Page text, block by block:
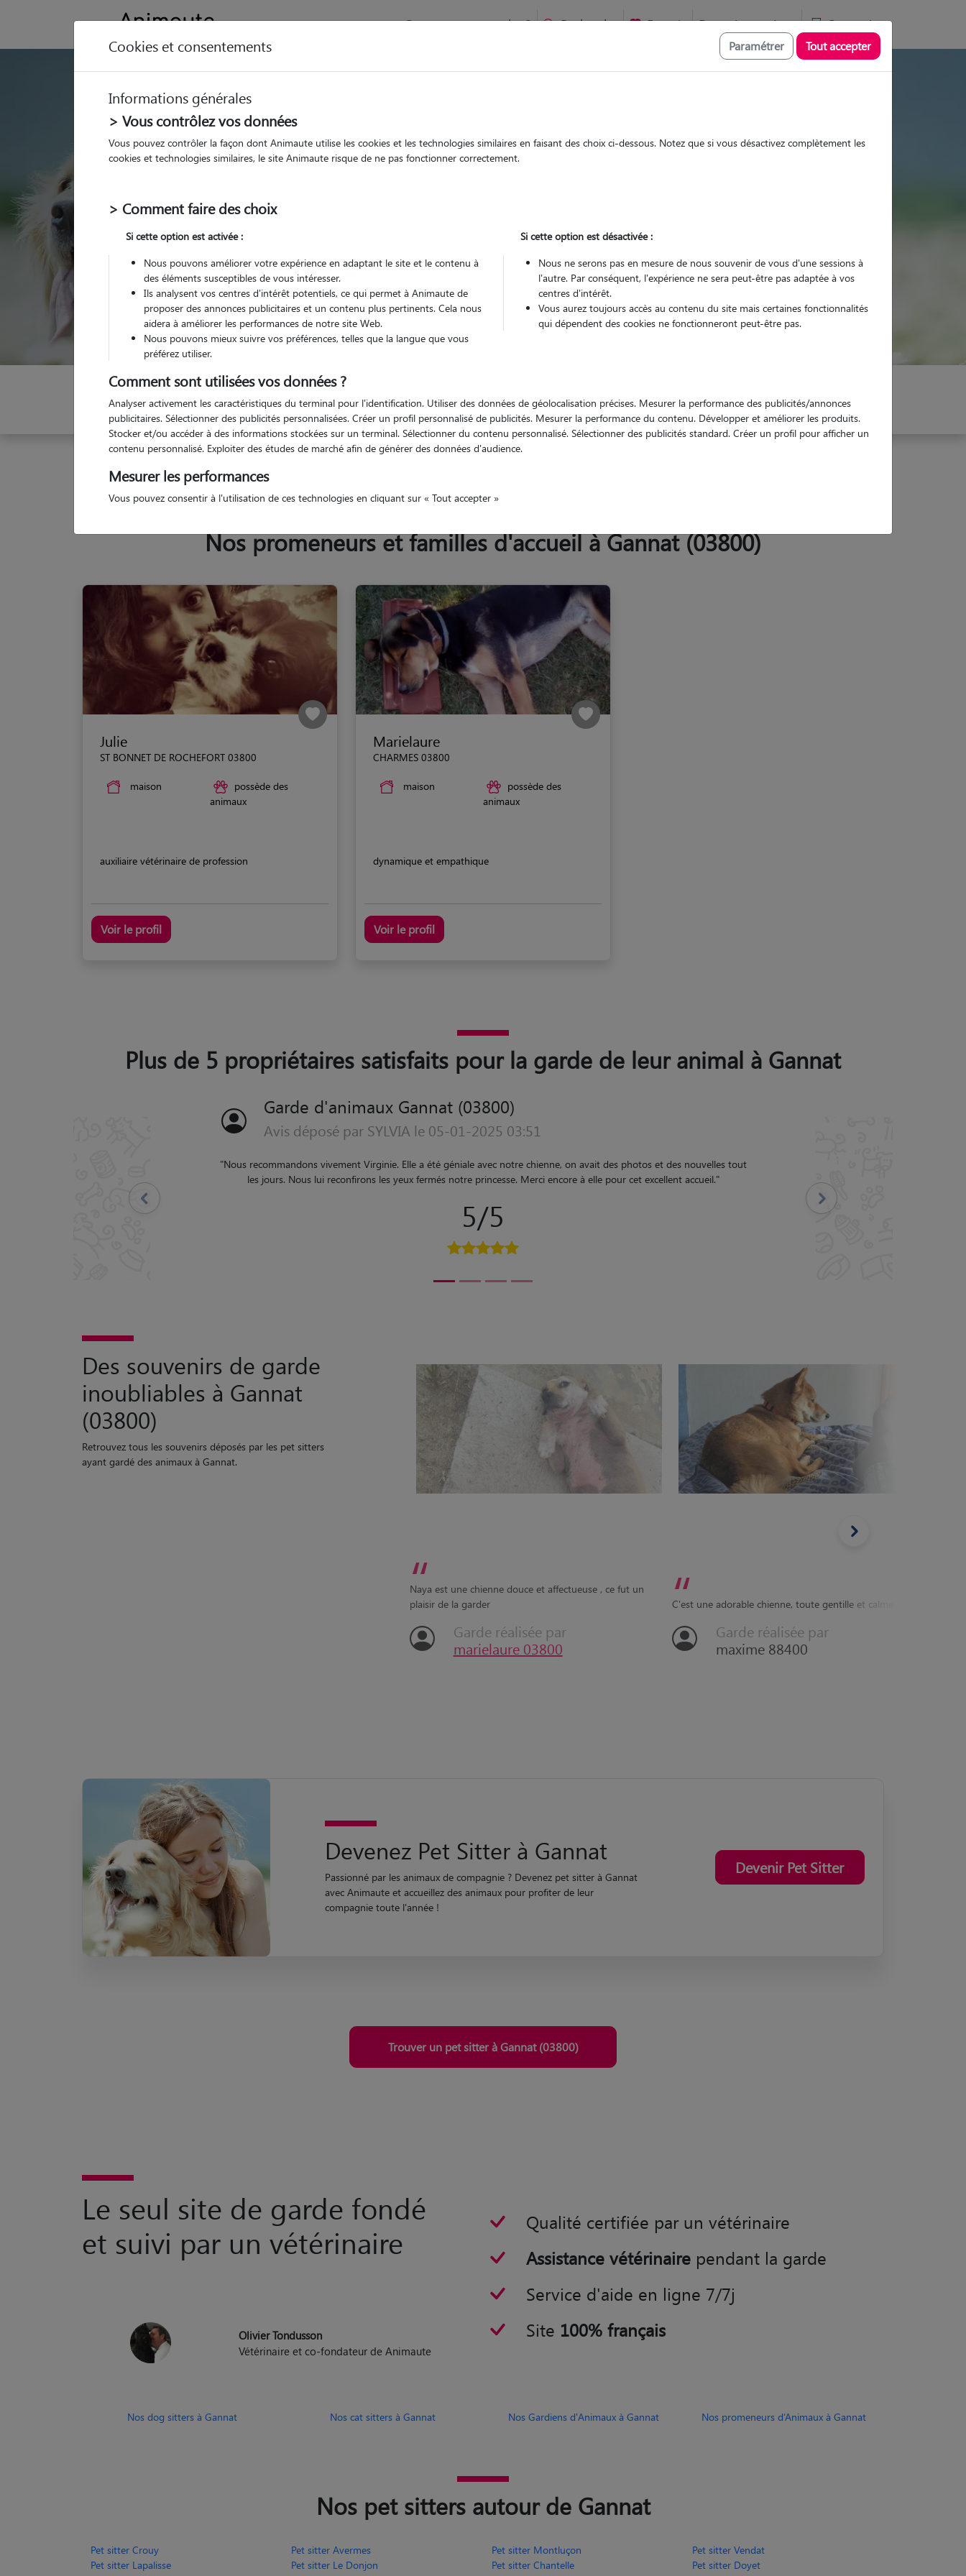
Comment ça marche ? Recherche Favoris Devenir pet sitter Connexion
Trouvez une garde animaux à
Gannat
Garde Promenades
Pour quel animal ?
Trouver mon Pet Sitter
Indiquez vos dates
Nos promeneurs et familles d'accueil à Gannat (03800)
Julie
ST BONNET DE ROCHEFORT 03800
maison
possède des
animaux
auxiliaire vétérinaire de profession
Voir le profil
Marielaure
CHARMES 03800
maison
possède des
animaux
dynamique et empathique
Voir le profil
Plus de 5 propriétaires satisfaits pour la garde de leur animal à Gannat
Garde d'animaux Gannat (03800)
Avis déposé par Marie le 20-06-2023 10:57
"Tout s'est très bien passé, très bon acceuil et contact, je recommande vivement Rosa"
5/5
Des souvenirs de garde
inoubliables à Gannat
(03800)
Retrouvez tous les souvenirs déposés par les pet sitters
ayant gardé des animaux à Gannat.
“
Naya est une chienne douce et affectueuse , ce fut un
plaisir de la garder
Garde réalisée par
marielaure 03800
“
C'est une adorable chienne, toute gentille et calme
Garde réalisée par
maxime 88400
Devenez Pet Sitter à Gannat
Passionné par les animaux de compagnie ? Devenez pet sitter à Gannat
avec Animaute et accueillez des animaux pour profiter de leur
compagnie toute l'année !
Devenir Pet Sitter
Le seul site de garde fondé
et suivi par un vétérinaire
Vétérinaire et co-fondateur de Animaute
Nos pet sitters autour de Gannat
Pet sitter Lapalisse
Pet sitter Le Donjon Pet sitter Chantelle
Pet sitter Doyet
Pet sitter Vichy
Pet sitter Souvigny Pet sitter Lusigny
Pet sitter Tronget
Cookies et consentements Paramétrer Tout accepter
Informations générales
> Vous contrôlez vos données
Vous pouvez contrôler la façon dont Animaute utilise les cookies et les technologies similaires en faisant des choix ci-dessous. Notez que si vous désactivez complètement les
cookies et technologies similaires, le site Animaute risque de ne pas fonctionner correctement.
> Comment faire des choix
Si cette option est activée :
Nous pouvons améliorer votre expérience en adaptant le site et le contenu à
des éléments susceptibles de vous intéresser.
Ils analysent vos centres d'intérêt potentiels, ce qui permet à Animaute de
proposer des annonces publicitaires et un contenu plus pertinents. Cela nous
aidera à améliorer les performances de notre site Web.
Nous pouvons mieux suivre vos préférences, telles que la langue que vous
préférez utiliser.
Si cette option est désactivée :
Nous ne serons pas en mesure de nous souvenir de vous d'une sessions à
l'autre. Par conséquent, l'expérience ne sera peut-être pas adaptée à vos
centres d'intérêt.
Vous aurez toujours accès au contenu du site mais certaines fonctionnalités
qui dépendent des cookies ne fonctionneront peut-être pas.
Comment sont utilisées vos données ?
Analyser activement les caractéristiques du terminal pour l'identification. Utiliser des données de géolocalisation précises. Mesurer la performance des publicités/annonces
publicitaires. Sélectionner des publicités personnalisées. Créer un profil personnalisé de publicités. Mesurer la performance du contenu. Développer et améliorer les produits.
Stocker et/ou accéder à des informations stockées sur un terminal. Sélectionner du contenu personnalisé. Sélectionner des publicités standard. Créer un profil pour afficher un
contenu personnalisé. Exploiter des études de marché afin de générer des données d'audience.
Mesurer les performances
Vous pouvez consentir à l'utilisation de ces technologies en cliquant sur « Tout accepter »